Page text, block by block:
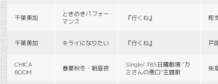
千葉美加
ときめきパフォー
マンス
『行くね』 町
千葉美加 キライになりたい 『行くね』 戸
CHICA
BOOM
春夏秋冬・朝昼夜
Single/ TBS日曜劇場 “カ
ミさんの悪口”主題歌
柴